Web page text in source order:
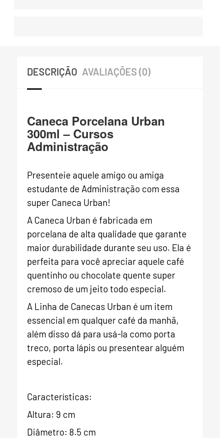
DESCRIÇÃO AVALIAÇÕES (0)
Caneca Porcelana Urban
300ml – Cursos
Administração
Presenteie aquele amigo ou amiga
estudante de Administração com essa
super Caneca Urban!
A Caneca Urban é fabricada em
porcelana de alta qualidade que garante
maior durabilidade durante seu uso. Ela é
perfeita para você apreciar aquele café
quentinho ou chocolate quente super
cremoso de um jeito todo especial.
A Linha de Canecas Urban é um item
essencial em qualquer café da manhã,
além disso dá para usá-la como porta
treco, porta lápis ou presentear alguém
especial.
Características:
Altura: 9 cm
Diâmetro: 8.5 cm